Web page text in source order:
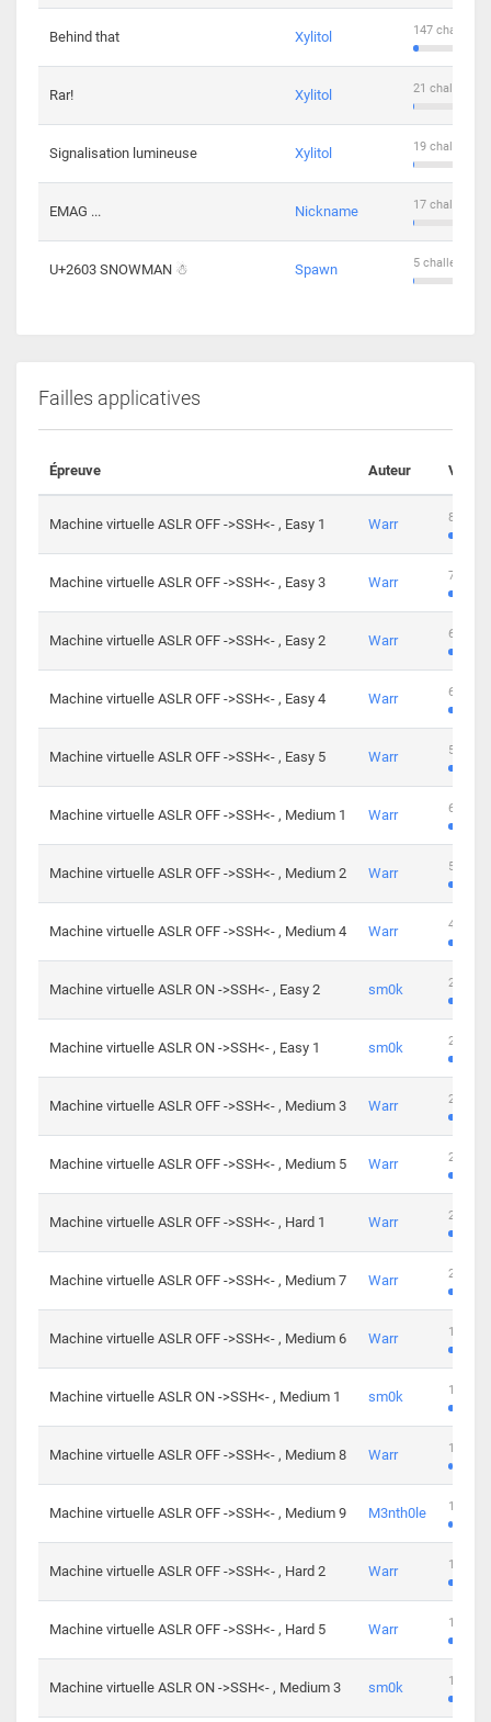
Behind that Xylitol 147
Rar! Xylitol 21
Signalisation lumineuse Xylitol 19
EMAG ... Nickname 17
U+2603 SNOWMAN ☃ Spawn 5 challengers
Failles applicatives
Épreuve Auteur
Machine virtuelle ASLR OFF ->SSH<- , Easy 1 Warr 801
Machine virtuelle ASLR OFF ->SSH<- , Easy 3 Warr 746
Machine virtuelle ASLR OFF ->SSH<- , Easy 2 Warr 681
Machine virtuelle ASLR OFF ->SSH<- , Easy 4 Warr 645
Machine virtuelle ASLR OFF ->SSH<- , Easy 5 Warr 561
Machine virtuelle ASLR OFF ->SSH<- , Medium 1 Warr 605
Machine virtuelle ASLR OFF ->SSH<- , Medium 2 Warr 509
Machine virtuelle ASLR OFF ->SSH<- , Medium 4 Warr 413
Machine virtuelle ASLR ON ->SSH<- , Easy 2 sm0k 247
Machine virtuelle ASLR ON ->SSH<- , Easy 1 sm0k 219
Machine virtuelle ASLR OFF ->SSH<- , Medium 3 Warr 280
Machine virtuelle ASLR OFF ->SSH<- , Medium 5 Warr 265
Machine virtuelle ASLR OFF ->SSH<- , Hard 1 Warr 224
Machine virtuelle ASLR OFF ->SSH<- , Medium 7 Warr 230
Machine virtuelle ASLR OFF ->SSH<- , Medium 6 Warr 168
Machine virtuelle ASLR ON ->SSH<- , Medium 1 sm0k 139
Machine virtuelle ASLR OFF ->SSH<- , Medium 8 Warr 112
Machine virtuelle ASLR OFF ->SSH<- , Medium 9 M3nth0le 100
Machine virtuelle ASLR OFF ->SSH<- , Hard 2 Warr 176
Machine virtuelle ASLR OFF ->SSH<- , Hard 5 Warr 115
Machine virtuelle ASLR ON ->SSH<- , Medium 3 sm0k 115